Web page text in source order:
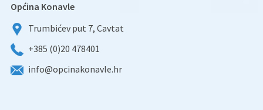
Općina Konavle
Trumbićev put 7, Cavtat
+385 (0)20 478401
info@opcinakonavle.hr